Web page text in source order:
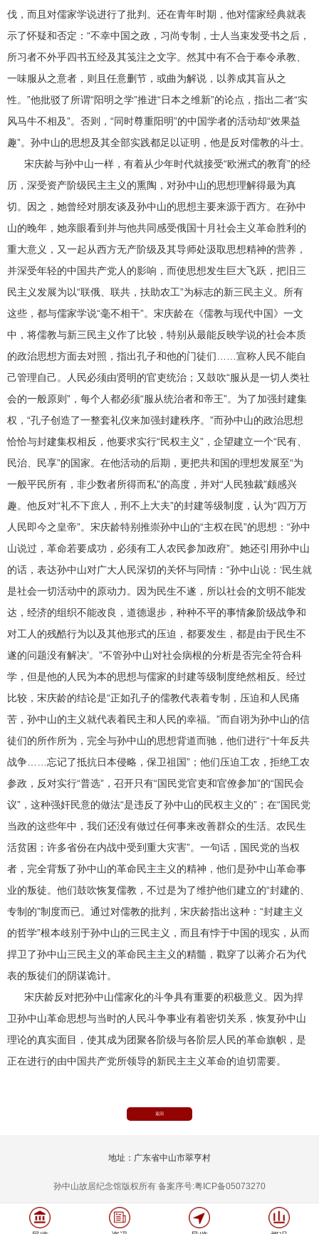
伐，而且对儒家学说进行了批判。还在青年时期，他对儒家经典就表
示了怀疑和否定：“不幸中国之政，习尚专制，士人当束发受书之后，
所习者不外乎四书五经及其笺注之文字。然其中有不合于奉令承教、
一味服从之意者，则且任意删节，或曲为解说，以养成其盲从之
性。”他批驳了所谓“阳明之学”推进“日本之维新”的论点，指出二者“实
风马牛不相及”。否则，“同时尊重阳明”的中国学者的活动却“效果益
趣”。孙中山的思想及其全部实践都足以证明，他是反对儒教的斗士。
宋庆龄与孙中山一样，有着从少年时代就接受“欧洲式的教育”的经
历，深受资产阶级民主主义的熏陶，对孙中山的思想理解得最为真
切。因之，她曾经对朋友谈及孙中山的思想主要来源于西方。在孙中
山的晚年，她亲眼看到并与他共同感受俄国十月社会主义革命胜利的
重大意义，又一起从西方无产阶级及其导师处汲取思想精神的营养，
并深受年轻的中国共产党人的影响，而使思想发生巨大飞跃，把旧三
民主义发展为以“联俄、联共，扶助农工”为标志的新三民主义。所有
这些，都与儒家学说“毫不相干”。宋庆龄在《儒教与现代中国》一文
中，将儒教与新三民主义作了比较，特别从最能反映学说的社会本质
的政治思想方面去对照，指出孔子和他的门徒们……宣称人民不能自
己管理自己。人民必须由贤明的官吏统治；又鼓吹“服从是一切人类社
会的一般原则”，每个人都必须“服从统治者和帝王”。为了加强封建集
权，“孔子创造了一整套礼仪来加强封建秩序。”而孙中山的政治思想
恰恰与封建集权相反，他要求实行“民权主义”，企望建立一个“民有、
民治、民享”的国家。在他活动的后期，更把共和国的理想发展至“为
一般平民所有，非少数者所得而私”的高度，并对“人民独裁”颇感兴
趣。他反对“礼不下庶人，刑不上大夫”的封建等级制度，认为“四万万
人民即今之皇帝”。宋庆龄特别推崇孙中山的“主权在民”的思想：“孙中
山说过，革命若要成功，必须有工人农民参加政府”。她还引用孙中山
的话，表达孙中山对广大人民深切的关怀与同情：“孙中山说：‘民生就
是社会一切活动中的原动力。因为民生不遂，所以社会的文明不能发
达，经济的组织不能改良，道德退步，种种不平的事情象阶级战争和
对工人的残酷行为以及其他形式的压迫，都要发生，都是由于民生不
遂的问题没有解决’。”不管孙中山对社会病根的分析是否完全符合科
学，但是他的人民为本的思想与儒家的封建等级制度绝然相反。经过
比较，宋庆龄的结论是“正如孔子的儒教代表着专制，压迫和人民痛
苦，孙中山的主义就代表着民主和人民的幸福。”而自诩为孙中山的信
徒们的所作所为，完全与孙中山的思想背道而驰，他们进行“十年反共
战争……忘记了抵抗日本侵略，保卫祖国”；他们压迫工农，拒绝工农
参政，反对实行“普选”，召开只有“国民党官吏和官僚参加”的“国民会
议”，这种强奸民意的做法“是违反了孙中山的民权主义的”；在“国民党
当政的这些年中，我们还没有做过任何事来改善群众的生活。农民生
活贫困；许多省份在内战中受到重大灾害”。一句话，国民党的当权
者，完全背叛了孙中山的革命民主主义的精神，他们是孙中山革命事
业的叛徒。他们鼓吹恢复儒教，不过是为了维护他们建立的“封建的、
专制的”制度而已。通过对儒教的批判，宋庆龄指出这种：“封建主义
的哲学”根本歧别于孙中山的三民主义，而且有悖于中国的现实，从而
捍卫了孙中山三民主义的革命民主主义的精髓，戳穿了以蒋介石为代
表的叛徒们的阴谋诡计。
宋庆龄反对把孙中山儒家化的斗争具有重要的积极意义。因为捍
卫孙中山革命思想与当时的人民斗争事业有着密切关系，恢复孙中山
理论的真实面目，使其成为团聚各阶级与各阶层人民的革命旗帜，是
正在进行的由中国共产党所领导的新民主主义革命的迫切需要。
返回
地址：广东省中山市翠亨村
孙中山故居纪念馆版权所有 备案序号:粤ICP备05073270